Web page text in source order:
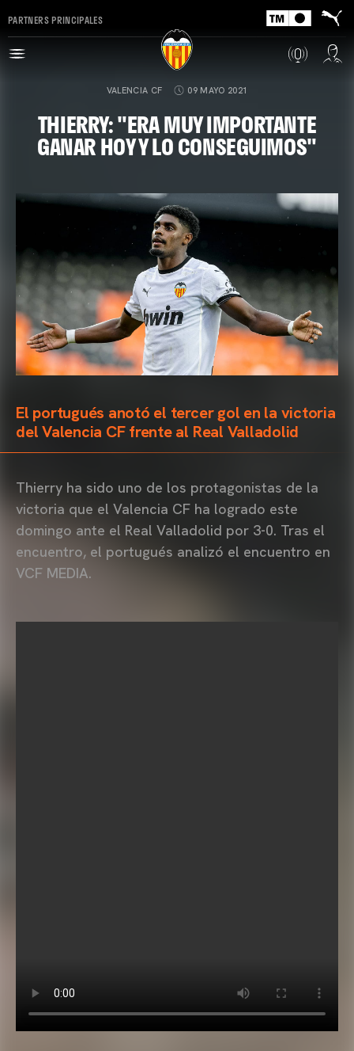
PARTNERS PRINCIPALES
VALENCIA CF 09 MAYO 2021
THIERRY: "ERA MUY IMPORTANTE
GANAR HOY Y LO CONSEGUIMOS"
El portugués anotó el tercer gol en la victoria
del Valencia CF frente al Real Valladolid
Thierry ha sido uno de los protagonistas de la
victoria que el Valencia CF ha logrado este
domingo ante el Real Valladolid por 3-0. Tras el
encuentro, el portugués analizó el encuentro en
VCF MEDIA.